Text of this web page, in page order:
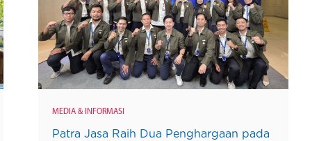
MEDIA & INFORMASI
Patra Jasa Raih Dua Penghargaan pada